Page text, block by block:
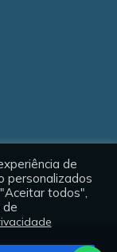
de
personalizados
todos",
de